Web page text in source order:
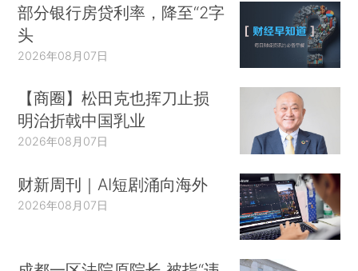
部分银行房贷利率，降至“2字
头
2026年08月07日
【商圈】松田克也挥刀止损
明治折戟中国乳业
2026年08月07日
财新周刊｜AI短剧涌向海外
2026年08月07日